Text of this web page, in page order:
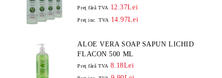
Preţ fără TVA 12.37Lei
Preţ inc. TVA 14.97Lei
ALOE VERA SOAP SAPUN LICHID
FLACON 500 ML
Preţ fără TVA 8.18Lei